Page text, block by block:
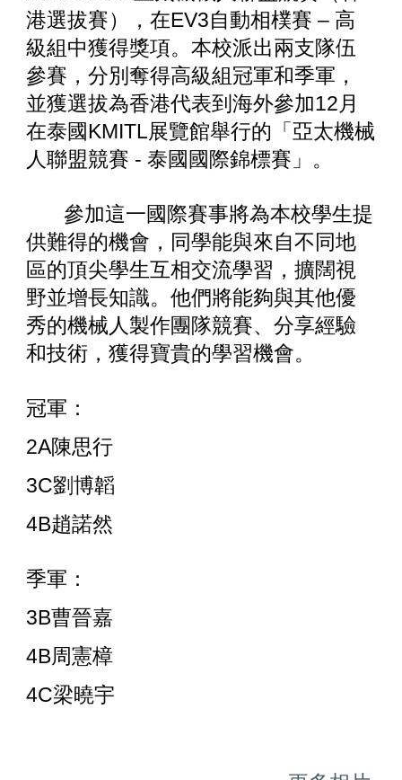
港選拔賽），在EV3自動相樸賽 – 高
級組中獲得獎項。本校派出兩支隊伍
參賽，分別奪得高級組冠軍和季軍，
並獲選拔為香港代表到海外參加12月
在泰國KMITL展覽館舉行的「亞太機械
人聯盟競賽 - 泰國國際錦標賽」。
參加這一國際賽事將為本校學生提
供難得的機會，同學能與來自不同地
區的頂尖學生互相交流學習，擴闊視
野並增長知識。他們將能夠與其他優
秀的機械人製作團隊競賽、分享經驗
和技術，獲得寶貴的學習機會。
冠軍：
2A陳思行
3C劉博韜
4B趙諾然
季軍：
3B曹晉嘉
4B周憲樟
4C梁曉宇